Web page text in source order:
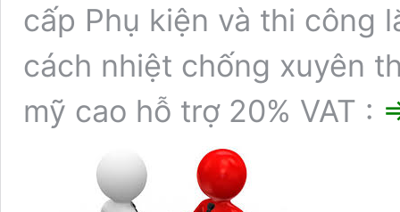
cấp Phụ kiện và thi công
cách nhiệt chống xuyên
mỹ cao hỗ trợ 20% VAT :